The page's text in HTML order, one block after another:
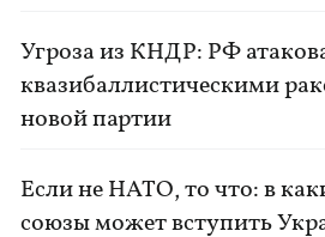
Угроза из КНДР: РФ
квазибаллистическими
новой партии
Если не НАТО, то что: в
союзы может вступить